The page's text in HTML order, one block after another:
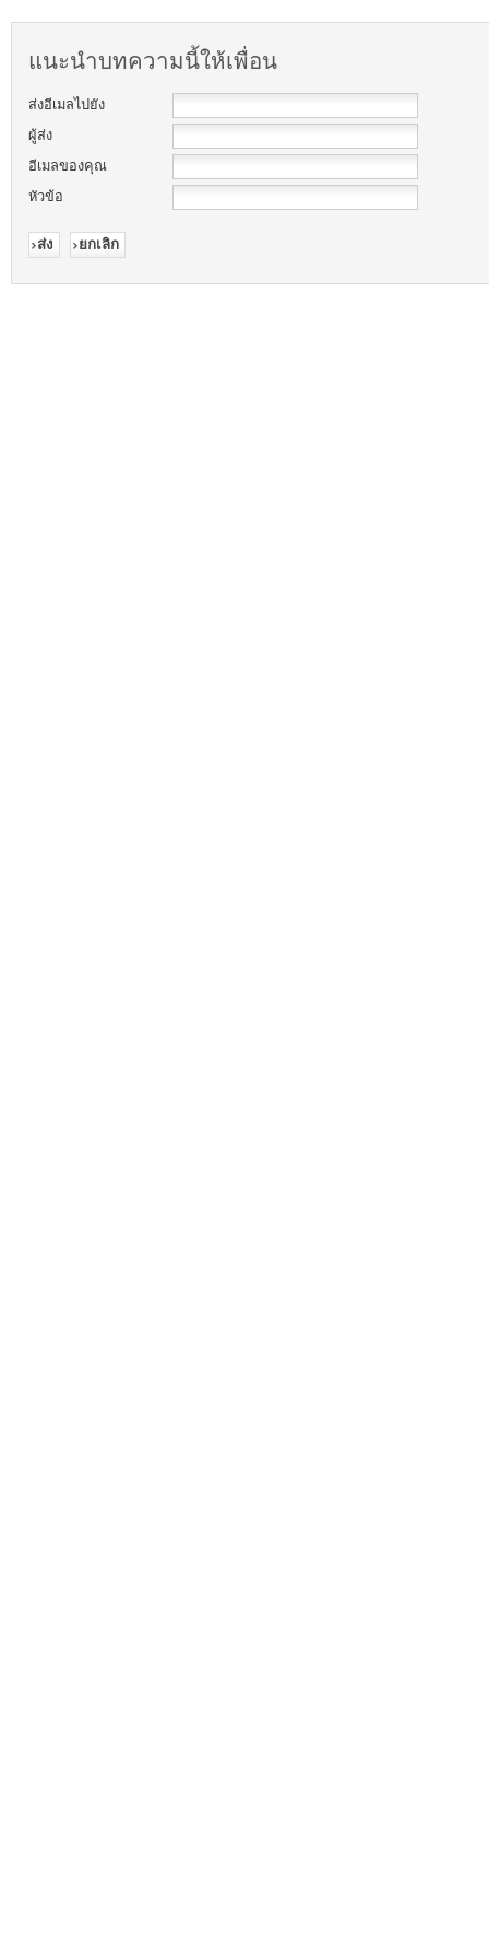
แนะนำบทความนี้ให้เพื่อน
ส่งอีเมลไปยัง
ผู้ส่ง
อีเมลของคุณ
หัวข้อ
ส่ง ยกเลิก